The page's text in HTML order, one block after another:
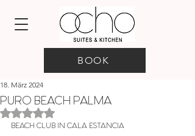
BOOK
PURO BEACH PALMA
18. März 2024
Mit NaN von 5 Sternen bewertet.
BEACH CLUB IN CALA ESTANCIA